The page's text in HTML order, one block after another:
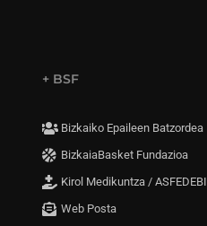
+ BSF
Bizkaiko Epaileen Batzordea
BizkaiaBasket Fundazioa
Kirol Medikuntza / ASFEDEBI
Web Posta